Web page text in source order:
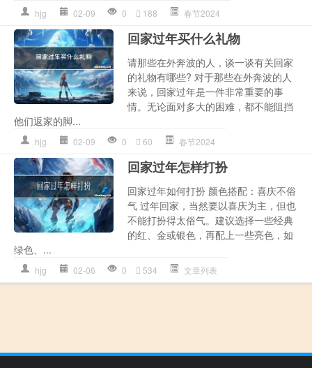
hjg 02-09 0 188 春节2024
回家过年买什么礼物
请那些在外奔波的人，谈一谈有关回家
的礼物有哪些? 对于那些在外奔波的人
来说，回家过年是一件非常重要的事
情。无论面对多大的困难，都不能阻挡
他们返家的脚...
hjg 02-09 0 60 春节2024
回家过年怎样打扮
回家过年如何打扮 颜色搭配：喜庆不俗
气 过年回家，当然要以喜庆为主，但也
不能打扮得太俗气。建议选择一些经典
的红、金或银色，再配上一些亮色，如
绿色、...
hjg 02-06 0 534 文章列表